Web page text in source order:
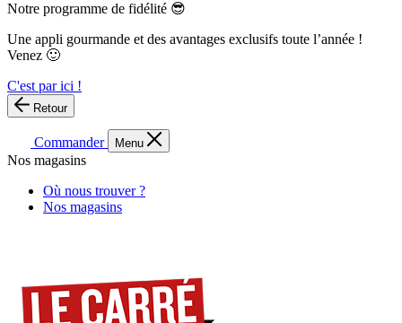
Notre programme de fidélité 😎
Une appli gourmande et des avantages exclusifs toute l’année !
Venez 🙂
C'est par ici !
Retour
Commander Menu
Nos magasins
Où nous trouver ?
Nos magasins